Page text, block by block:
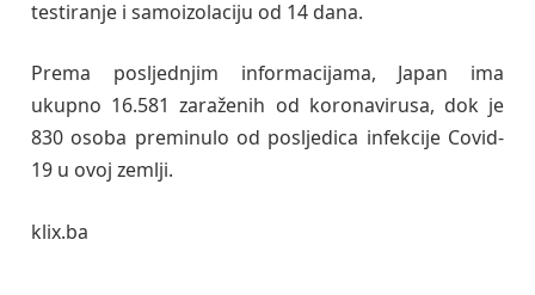
testiranje i samoizolaciju od 14 dana.
Prema posljednjim informacijama, Japan ima
ukupno 16.581 zaraženih od koronavirusa, dok je
830 osoba preminulo od posljedica infekcije Covid-
19 u ovoj zemlji.
klix.ba